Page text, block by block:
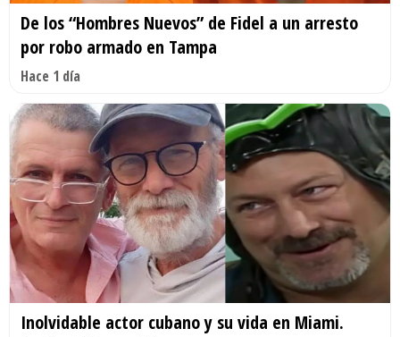
De los “Hombres Nuevos” de Fidel a un arresto
por robo armado en Tampa
Hace 1 día
Inolvidable actor cubano y su vida en Miami.